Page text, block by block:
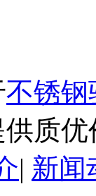
不锈钢
质
| 新闻